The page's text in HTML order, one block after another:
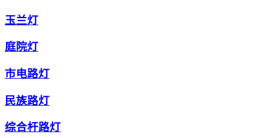
玉兰灯
庭院灯
市电路灯
民族路灯
综合杆路灯